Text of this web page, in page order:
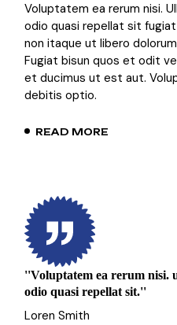
Voluptatem ea rerum nisi.
odio quasi repellat sit
non itaque ut libero
Fugiat bisun quos et odit
et ducimus ut est aut.
debitis optio.
READ MORE
''Voluptatem ea rerum nisi.
odio quasi repellat sit.''
Loren Smith